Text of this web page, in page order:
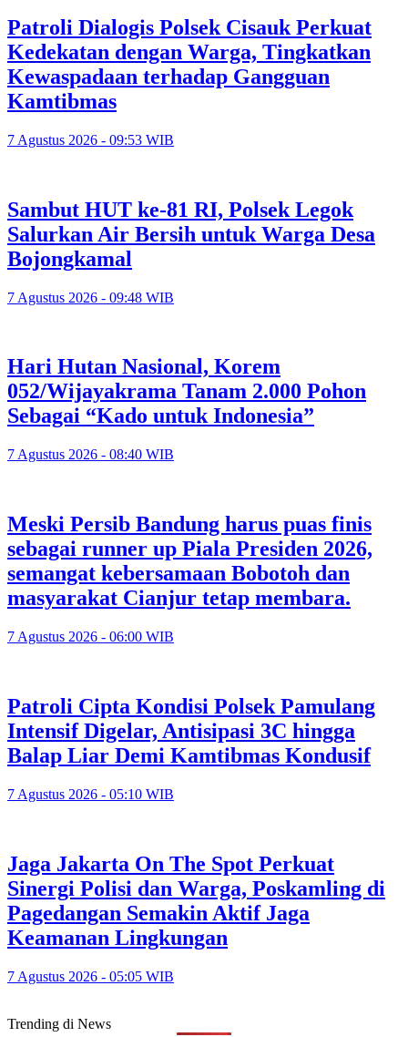
Patroli Dialogis Polsek Cisauk Perkuat
Kedekatan dengan Warga, Tingkatkan
Kewaspadaan terhadap Gangguan
Kamtibmas
7 Agustus 2026 - 09:53 WIB
Sambut HUT ke-81 RI, Polsek Legok
Salurkan Air Bersih untuk Warga Desa
Bojongkamal
7 Agustus 2026 - 09:48 WIB
Hari Hutan Nasional, Korem
052/Wijayakrama Tanam 2.000 Pohon
Sebagai “Kado untuk Indonesia”
7 Agustus 2026 - 08:40 WIB
Meski Persib Bandung harus puas finis
sebagai runner up Piala Presiden 2026,
semangat kebersamaan Bobotoh dan
masyarakat Cianjur tetap membara.
7 Agustus 2026 - 06:00 WIB
Patroli Cipta Kondisi Polsek Pamulang
Intensif Digelar, Antisipasi 3C hingga
Balap Liar Demi Kamtibmas Kondusif
7 Agustus 2026 - 05:10 WIB
Jaga Jakarta On The Spot Perkuat
Sinergi Polisi dan Warga, Poskamling di
Pagedangan Semakin Aktif Jaga
Keamanan Lingkungan
7 Agustus 2026 - 05:05 WIB
Trending di News